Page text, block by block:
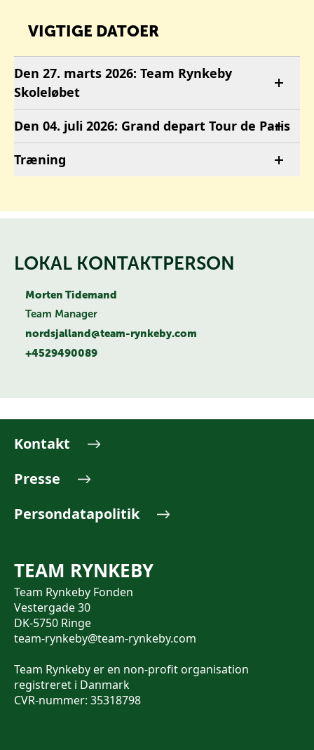
VIGTIGE DATOER
Den 27. marts 2026: Team Rynkeby
Skoleløbet
Den 04. juli 2026: Grand depart Tour de Paris
Træning
LOKAL KONTAKTPERSON
Morten Tidemand
Team Manager
nordsjalland@team-rynkeby.com
+4529490089
Kontakt
Presse
Persondatapolitik
TEAM RYNKEBY
Team Rynkeby Fonden
Vestergade 30
DK-5750 Ringe
team-rynkeby@team-rynkeby.com
Team Rynkeby er en non-profit organisation
registreret i Danmark
CVR-nummer: 35318798